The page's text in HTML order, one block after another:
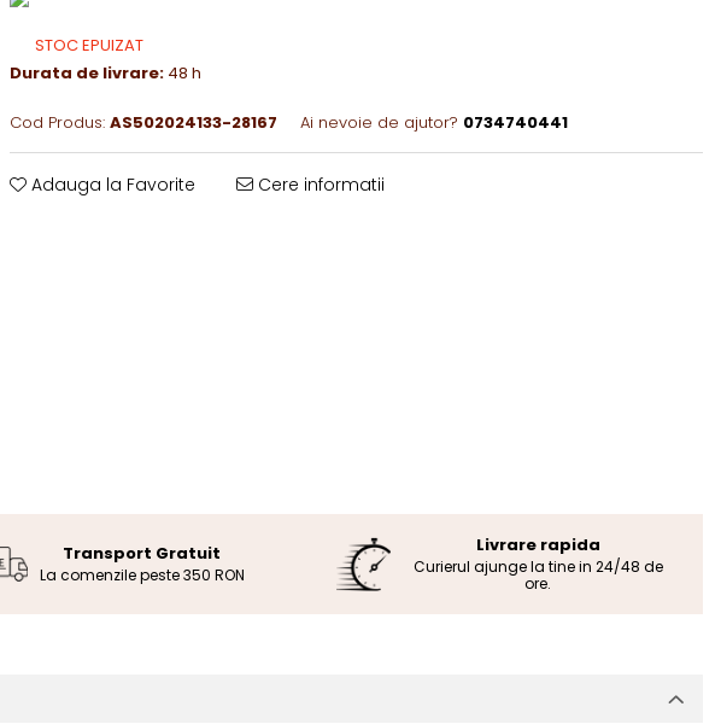
STOC EPUIZAT
Durata de livrare: 48 h
Cod Produs: AS502024133-28167 Ai nevoie de ajutor? 0734740441
Adauga la Favorite Cere informatii
Transport Gratuit
La comenzile peste 350 RON
Livrare rapida
Curierul ajunge la tine in 24/48 de
ore.